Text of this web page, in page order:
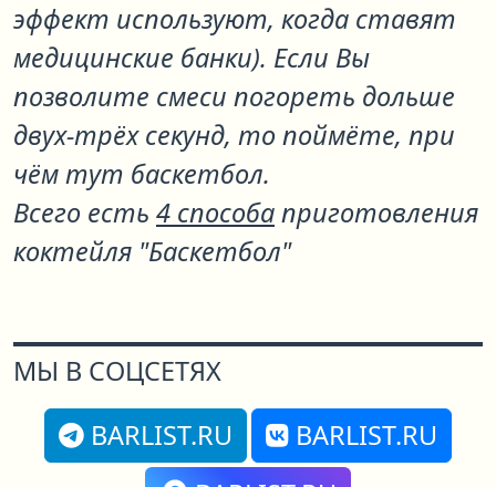
эффект используют, когда ставят
медицинские банки). Если Вы
позволите смеси погореть дольше
двух-трёх секунд, то поймёте, при
чём тут баскетбол.
Всего есть 4 способаприготовления
коктейля "Баскетбол"
МЫ В СОЦСЕТЯХ
BARLIST.RU
BARLIST.RU